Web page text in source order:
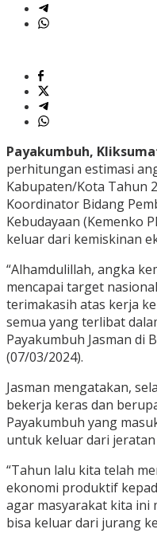
Payakumbuh,
perhitungan estimasi
Kabupaten/Kota Tahun
Koordinator Bidang
Kebudayaan (Kemenko
keluar dari kemiskinan
“Alhamdulillah, angka
mencapai target nasional
terimakasih atas kerja
semua yang terlibat
Payakumbuh Jasman di
(07/03/2024).
Jasman mengatakan,
bekerja keras dan
Payakumbuh yang
untuk keluar dari
“Tahun lalu kita telah
ekonomi produktif
agar masyarakat kita ini
bisa keluar dari jurang